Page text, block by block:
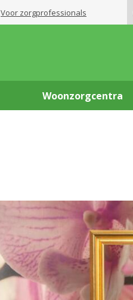
Voor zorgprofessionals
Woonzorgcentra